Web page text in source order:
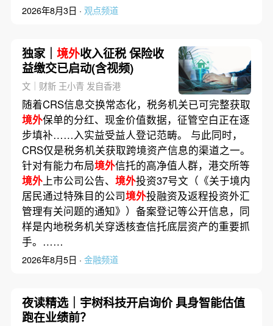
2026年8月3日 · 观点频道
独家｜ 境外收入征税 保险收
益缴交已启动(含视频)
文｜财新 王小青 发自香港
随着CRS信息交换常态化，税务机关已可完整获取
境外保单的分红、现金价值数据，征管空白正在逐
步填补……入实益受益人登记范畴。 与此同时，
CRS仅是税务机关获取跨境资产信息的渠道之一。
针对有能力布局境外信托的高净值人群，港交所等
境外上市公司公告、 境外投资37号文（《关于境内
居民通过特殊目的公司境外投融资及返程投资外汇
管理有关问题的通知》）备案登记等公开信息，同
样是内地税务机关穿透核查信托底层资产的重要抓
手。……
2026年8月5日 · 金融频道
夜读精选｜宇树科技开启询价 具身智能估值
跑在业绩前？